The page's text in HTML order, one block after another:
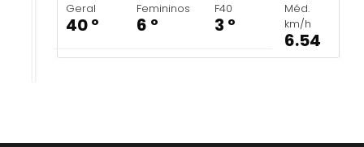
Geral
40 º
Femininos
6 º
F40
3 º
Méd.
km/h
6.54